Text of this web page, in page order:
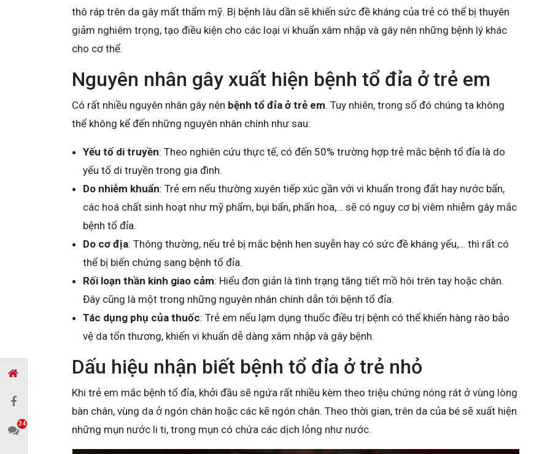
thô ráp trên da gây mất thẩm mỹ. Bị bệnh lâu dần sẽ khiến sức đề kháng của trẻ có thể bị thuyên
giảm nghiêm trọng, tạo điều kiện cho các loại vi khuẩn xâm nhập và gây nên những bệnh lý khác
cho cơ thể.
Nguyên nhân gây xuất hiện bệnh tổ đỉa ở trẻ em
Có rất nhiều nguyên nhân gây nên bệnh tổ đỉa ở trẻ em. Tuy nhiên, trong số đó chúng ta không
thể không kể đến những nguyên nhân chính như sau:
Yếu tố di truyền: Theo nghiên cứu thực tế, có đến 50% trường hợp trẻ mắc bệnh tổ đỉa là do
yếu tố di truyền trong gia đình.
Do nhiễm khuẩn: Trẻ em nếu thường xuyên tiếp xúc gần với vi khuẩn trong đất hay nước bẩn,
các hoá chất sinh hoạt như mỹ phẩm, bụi bẩn, phấn hoa,… sẽ có nguy cơ bị viêm nhiễm gây mắc
bệnh tổ đỉa.
Do cơ địa: Thông thường, nếu trẻ bị mắc bệnh hen suyễn hay có sức đề kháng yếu,… thì rất có
thể bị biến chứng sang bệnh tổ đỉa.
Rối loạn thần kinh giao cảm: Hiểu đơn giản là tình trạng tăng tiết mồ hôi trên tay hoặc chân.
Đây cũng là một trong những nguyên nhân chính dẫn tới bệnh tổ đỉa.
Tác dụng phụ của thuốc: Trẻ em nếu lạm dụng thuốc điều trị bệnh có thể khiến hàng rào bảo
vệ da tổn thương, khiến vi khuẩn dễ dàng xâm nhập và gây bệnh.
Dấu hiệu nhận biết bệnh tổ đỉa ở trẻ nhỏ
Khi trẻ em mắc bệnh tổ đỉa, khởi đầu sẽ ngứa rất nhiều kèm theo triệu chứng nóng rát ở vùng lòng
bàn chân, vùng da ở ngón chân hoặc các kẽ ngón chân. Theo thời gian, trên da của bé sẽ xuất hiện
những mụn nước li ti, trong mụn có chứa các dịch lỏng như nước.
34